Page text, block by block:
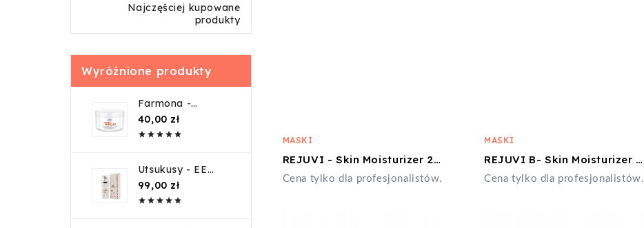
Najczęściej kupowane
produkty
Wyróżnione produkty
Farmona -
EXOTIC
MANICURE
Regenerująca
300ml
40,00 złCena
    
Utsukusy - EE
Cream 50ml
99,00 złCena
    
MASKI
REJUVI - Skin Moisturizer 240 ml
Cena tylko dla profesjonalistów.
MASKI
REJUVI B- Skin Moisturizer 50ml
Cena tylko dla profesjonalistów.